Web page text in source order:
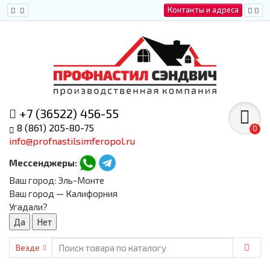
Контакты и адреса
+7 (36522) 456-55
8 (861) 205-80-75
info@profnastilsimferopol.ru
Мессенджеры:
0
Ваш город: Эль-Монте
Ваш город — Калифорния
Угадали?
Везде